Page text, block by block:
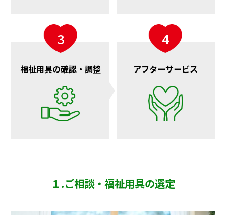
福祉用具の確認・調整 アフターサービス
１.ご相談・福祉用具の選定